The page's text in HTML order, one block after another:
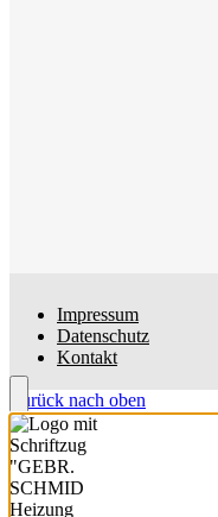
Impressum
Datenschutz
Kontakt
Zurück nach oben